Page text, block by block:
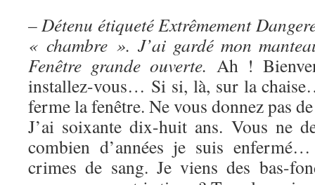
– Détenu étiqueté Extrêmement
« chambre ». J’ai gardé mon
Fenêtre grande ouverte. Ah !
installez-vous… Si si, là, sur la
ferme la fenêtre. Ne vous donnez pas
J’ai soixante dix-huit ans. Vous ne
combien d’années je suis
crimes de sang. Je viens des bas-